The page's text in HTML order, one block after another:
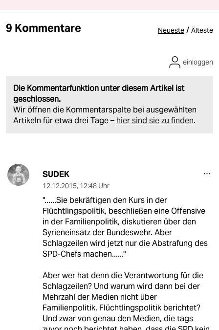
9 Kommentare Neueste / Älteste
Die Kommentarfunktion unter diesem Artikel ist
geschlossen.
Wir öffnen die Kommentarspalte bei ausgewählten
Artikeln für etwa drei Tage – hier sind sie zu finden.
einloggen
SUDEK
12.12.2015, 12:48 Uhr
"......Sie bekräftigen den Kurs in der
Flüchtlingspolitik, beschließen eine Offensive
in der Familienpolitik, diskutieren über den
Syrieneinsatz der Bundeswehr. Aber
Schlagzeilen wird jetzt nur die Abstrafung des
SPD-Chefs machen......"
Aber wer hat denn die Verantwortung für die
Schlagzeilen? Und warum wird dann bei der
Mehrzahl der Medien nicht über
Familienpolitik, Flüchtlingspolitik berichtet?
Und zwar von genau den Medien, die tags